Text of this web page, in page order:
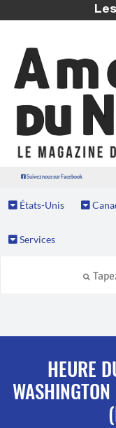
Suivez nous sur Facebook
États-Unis
Services
HEURE